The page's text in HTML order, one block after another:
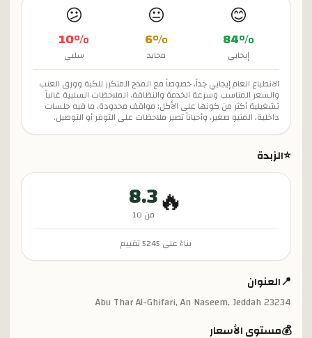
😊
84%
إيجابي
😐
6%
محايد
😕
10%
سلبي
الانطباع العام إيجابي جداً، خصوصاً مع المدح المتكرر للكبة وورق العنب
والسعر المناسب وسرعة الخدمة والنظافة. الملاحظات السلبية غالباً
تشغيلية أكثر من كونها على الأكل: مواقف محدودة، ما فيه جلسات
داخلية، المنيو صغير، وأحياناً تصير ملاحظات على التوفر أو التوصيل.
⭐الزبدة
🔥
8.3
من 10
بناءً على 5245تقييم
📍العنوان
Abu Thar Al-Ghifari, An Naseem, Jeddah 23234
💰مستوى الأسعار